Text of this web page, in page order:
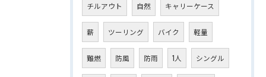
チルアウト 自然 キャリーケース
薪 ツーリング バイク 軽量
難燃 防風 防雨 1人 シングル